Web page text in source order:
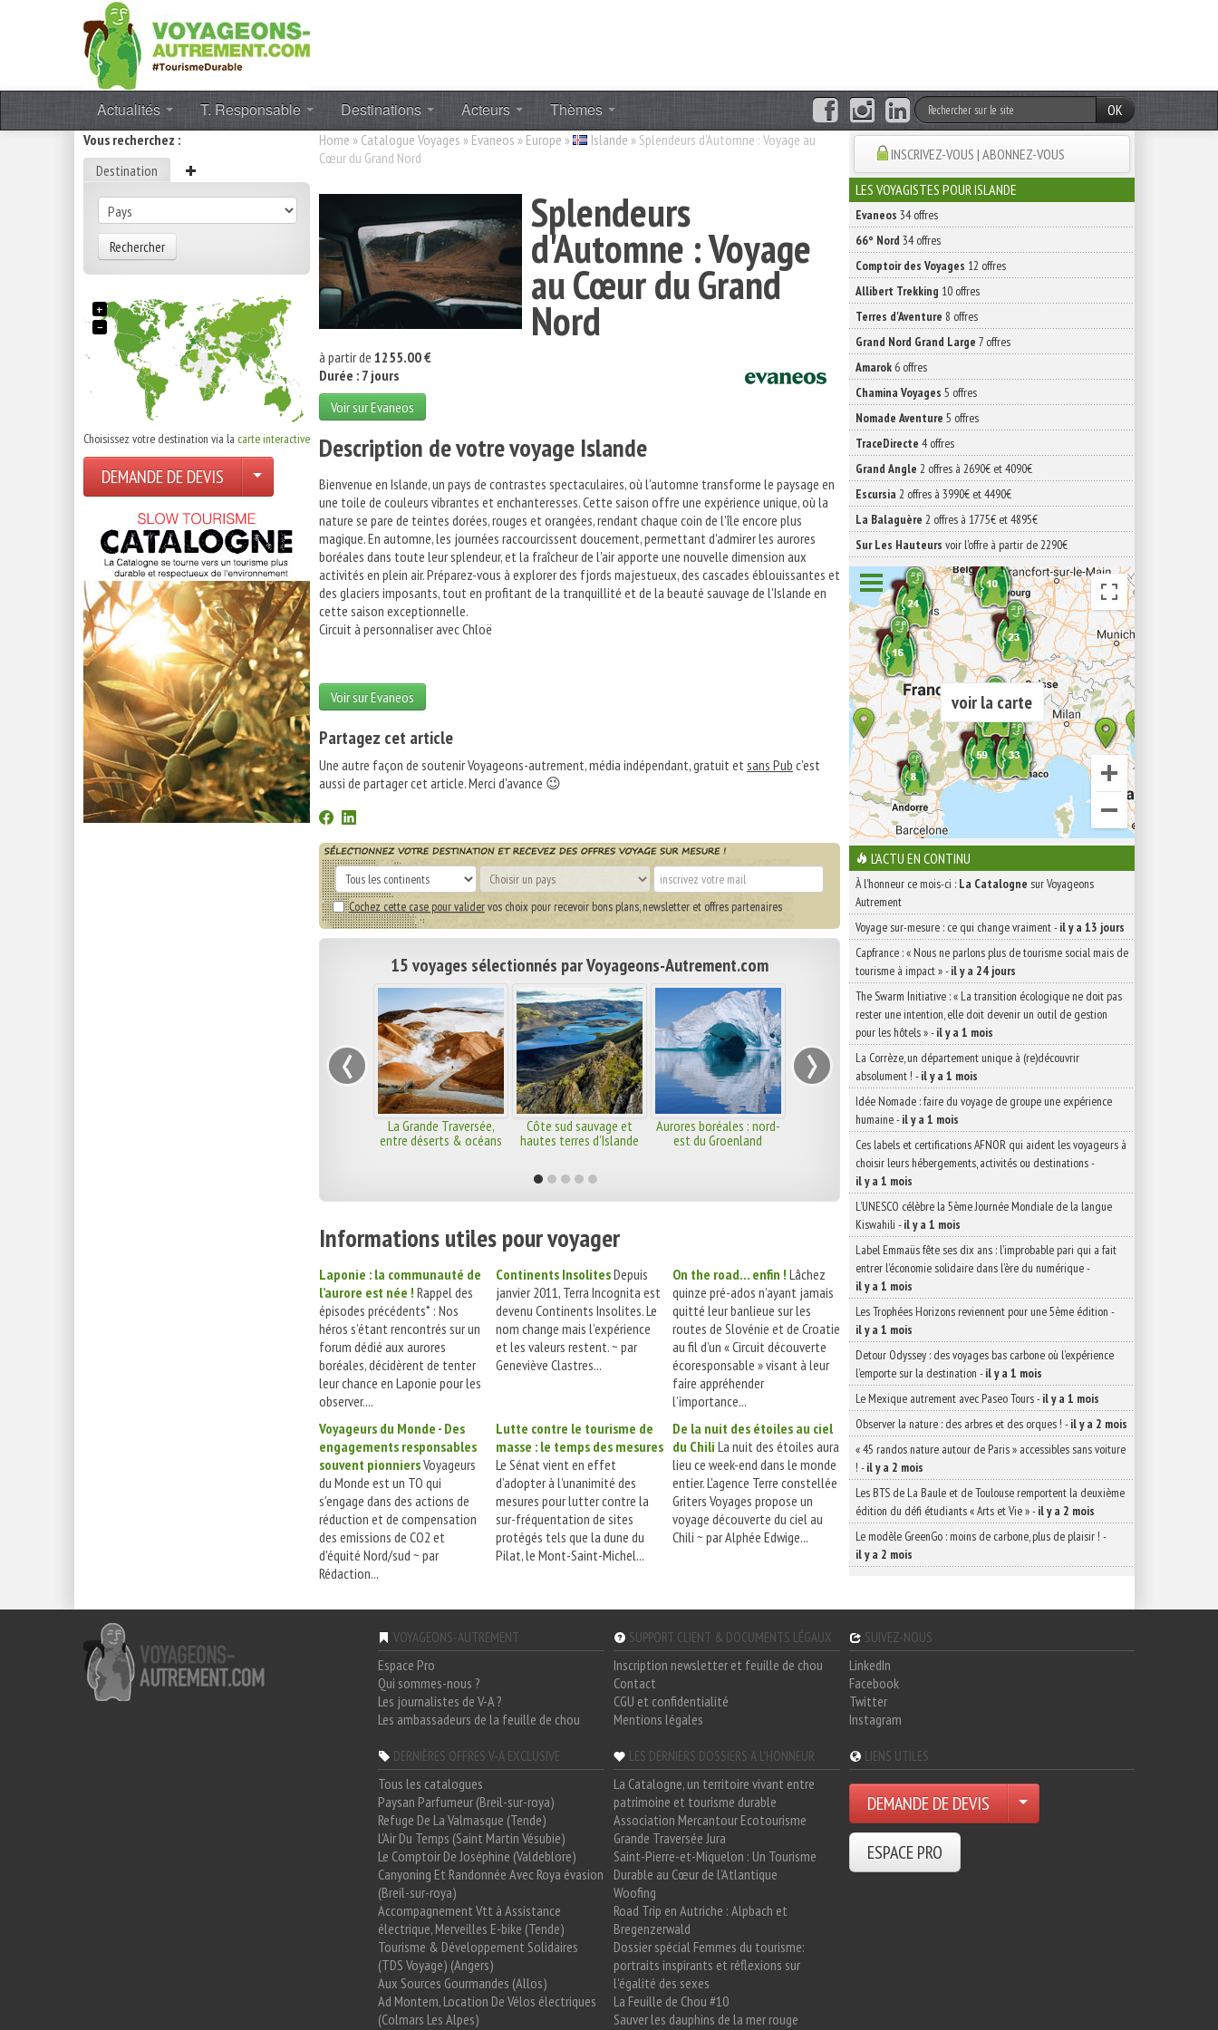
Actualités T. Responsable Destinations Acteurs Thèmes
OK
Vous recherchez :
Destination
Rechercher
+
−
Choisissez votre destination via la carte interactive
DEMANDE DE DEVIS
Home » Catalogue Voyages » Evaneos » Europe » Islande » Splendeurs d'Automne : Voyage au
Cœur du Grand Nord
Splendeurs
d'Automne : Voyage
au Cœur du Grand
Nord
à partir de 1255.00 €
Durée : 7 jours
Voir sur Evaneos
Description de votre voyage Islande
Bienvenue en Islande, un pays de contrastes spectaculaires, où l'automne transforme le paysage en
une toile de couleurs vibrantes et enchanteresses. Cette saison offre une expérience unique, où la
nature se pare de teintes dorées, rouges et orangées, rendant chaque coin de l'île encore plus
magique. En automne, les journées raccourcissent doucement, permettant d'admirer les aurores
boréales dans toute leur splendeur, et la fraîcheur de l'air apporte une nouvelle dimension aux
activités en plein air. Préparez-vous à explorer des fjords majestueux, des cascades éblouissantes et
des glaciers imposants, tout en profitant de la tranquillité et de la beauté sauvage de l'Islande en
cette saison exceptionnelle.
Circuit à personnaliser avec Chloë
Voir sur Evaneos
Partagez cet article
Une autre façon de soutenir Voyageons-autrement, média indépendant, gratuit etsans Pub c'est
aussi de partager cet article. Merci d'avance 😉
Cochez cette case pour validervos choix pour recevoir bons plans, newsletter et offres partenaires
15 voyages sélectionnés par Voyageons-Autrement.com
La Grande Traversée,
entre déserts & océans
Côte sud sauvage et
hautes terres d'Islande
Aurores boréales : nord-
est du Groenland
‹ ›
Informations utiles pour voyager
Laponie : la communauté de
l’aurore est née ! Rappel des
épisodes précédents* : Nos
héros s’étant rencontrés sur un
forum dédié aux aurores
boréales, décidèrent de tenter
leur chance en Laponie pour les
observer....
Continents InsolitesDepuis
janvier 2011, Terra Incognita est
devenu Continents Insolites. Le
nom change mais l’expérience
et les valeurs restent. ~ par
Geneviève Clastres...
On the road... enfin ! Lâchez
quinze pré-ados n’ayant jamais
quitté leur banlieue sur les
routes de Slovénie et de Croatie
au fil d’un « Circuit découverte
écoresponsable » visant à leur
faire appréhender
l’importance...
Voyageurs du Monde - Des
engagements responsables
souvent pionniersVoyageurs
du Monde est un TO qui
s'engage dans des actions de
réduction et de compensation
des emissions de CO2 et
d'équité Nord/sud ~ par
Rédaction...
Lutte contre le tourisme de
masse : le temps des mesures
Le Sénat vient en effet
d’adopter à l’unanimité des
mesures pour lutter contre la
sur-fréquentation de sites
protégés tels que la dune du
Pilat, le Mont-Saint-Michel...
De la nuit des étoiles au ciel
du Chili La nuit des étoiles aura
lieu ce week-end dans le monde
entier. L'agence Terre constellée
Griters Voyages propose un
voyage découverte du ciel au
Chili ~ par Alphée Edwige...
INSCRIVEZ-VOUS | ABONNEZ-VOUS
LES VOYAGISTES POUR ISLANDE
Evaneos 34 offres
66° Nord 34 offres
Comptoir des Voyages 12 offres
Allibert Trekking 10 offres
Terres d'Aventure 8 offres
Grand Nord Grand Large 7 offres
Amarok 6 offres
Chamina Voyages 5 offres
Nomade Aventure 5 offres
TraceDirecte 4 offres
Grand Angle 2 offres à 2690€ et 4090€
Escursia 2 offres à 3990€ et 4490€
La Balaguère 2 offres à 1775€ et 4895€
Sur Les Hauteurs voir l'offre à partir de 2290€
voir la carte
L'ACTU EN CONTINU
À l'honneur ce mois-ci : La Catalogne sur Voyageons
Autrement
Voyage sur-mesure : ce qui change vraiment-il y a 13 jours
Capfrance : « Nous ne parlons plus de tourisme social mais de
tourisme à impact »-il y a 24 jours
The Swarm Initiative : « La transition écologique ne doit pas
rester une intention, elle doit devenir un outil de gestion
pour les hôtels »-il y a 1 mois
La Corrèze, un département unique à (re)découvrir
absolument ! -il y a 1 mois
Idée Nomade : faire du voyage de groupe une expérience
humaine-il y a 1 mois
Ces labels et certifications AFNOR qui aident les voyageurs à
choisir leurs hébergements, activités ou destinations-
il y a 1 mois
L’UNESCO célèbre la 5ème Journée Mondiale de la langue
Kiswahili -il y a 1 mois
Label Emmaüs fête ses dix ans : l’improbable pari qui a fait
entrer l’économie solidaire dans l’ère du numérique-
il y a 1 mois
Les Trophées Horizons reviennent pour une 5ème édition -
il y a 1 mois
Detour Odyssey : des voyages bas carbone où l’expérience
l’emporte sur la destination -il y a 1 mois
Le Mexique autrement avec Paseo Tours-il y a 1 mois
Observer la nature : des arbres et des orques ! -il y a 2 mois
« 45 randos nature autour de Paris » accessibles sans voiture
! -il y a 2 mois
Les BTS de La Baule et de Toulouse remportent la deuxième
édition du défi étudiants « Arts et Vie »-il y a 2 mois
Le modèle GreenGo : moins de carbone, plus de plaisir ! -
il y a 2 mois
VOYAGEONS-AUTREMENT
Espace Pro
Qui sommes-nous ?
Les journalistes de V-A ?
Les ambassadeurs de la feuille de chou
SUPPORT CLIENT & DOCUMENTS LÉGAUX
Inscription newsletter et feuille de chou
Contact
CGU et confidentialité
Mentions légales
SUIVEZ-NOUS
LinkedIn
Facebook
Twitter
Instagram
DERNIÈRES OFFRES V-A EXCLUSIVE
Tous les catalogues
Paysan Parfumeur (Breil-sur-roya)
Refuge De La Valmasque (Tende)
L'Air Du Temps (Saint Martin Vésubie)
Le Comptoir De Joséphine (Valdeblore)
Canyoning Et Randonnée Avec Roya évasion
(Breil-sur-roya)
Accompagnement Vtt à Assistance
électrique, Merveilles E-bike (Tende)
Tourisme & Développement Solidaires
(TDS Voyage) (Angers)
Aux Sources Gourmandes (Allos)
Ad Montem, Location De Vélos électriques
(Colmars Les Alpes)
LES DERNIERS DOSSIERS A L'HONNEUR
La Catalogne, un territoire vivant entre
patrimoine et tourisme durable
Association Mercantour Ecotourisme
Grande Traversée Jura
Saint-Pierre-et-Miquelon : Un Tourisme
Durable au Cœur de l'Atlantique
Woofing
Road Trip en Autriche : Alpbach et
Bregenzerwald
Dossier spécial Femmes du tourisme:
portraits inspirants et réflexions sur
l'égalité des sexes
La Feuille de Chou #10
Sauver les dauphins de la mer rouge
LIENS UTILES
DEMANDE DE DEVIS
ESPACE PRO